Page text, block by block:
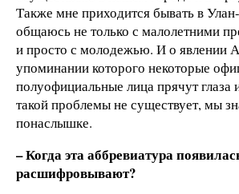
Также мне приходится бывать в
общаюсь не только с малолетними
и просто с молодежью. И о явлении
упоминании которого некоторые
полуофициальные лица прячут глаза
такой проблемы не существует, мы
понаслышке.
– Когда эта аббревиатура
расшифровывают?